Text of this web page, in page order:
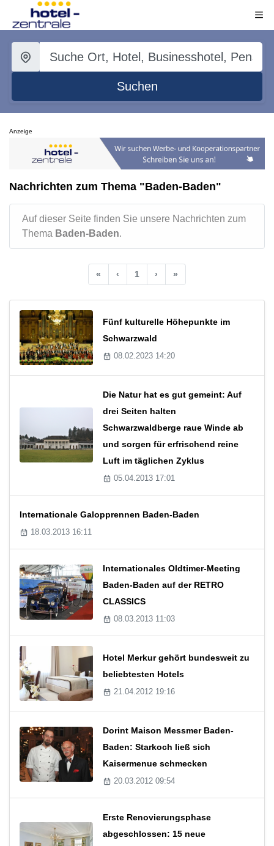
Suchen
Anzeige
Nachrichten zum Thema "Baden-Baden"
Auf dieser Seite finden Sie unsere Nachrichten zum
Thema Baden-Baden.
« ‹ 1 › »
Fünf kulturelle Höhepunkte im
Schwarzwald
08.02.2023 14:20
Die Natur hat es gut gemeint: Auf
drei Seiten halten
Schwarzwaldberge raue Winde ab
und sorgen für erfrischend reine
Luft im täglichen Zyklus
05.04.2013 17:01
Internationale Galopprennen Baden-Baden
18.03.2013 16:11
Internationales Oldtimer-Meeting
Baden-Baden auf der RETRO
CLASSICS
08.03.2013 11:03
Hotel Merkur gehört bundesweit zu
beliebtesten Hotels
21.04.2012 19:16
Dorint Maison Messmer Baden-
Baden: Starkoch ließ sich
Kaisermenue schmecken
20.03.2012 09:54
Erste Renovierungsphase
abgeschlossen: 15 neue